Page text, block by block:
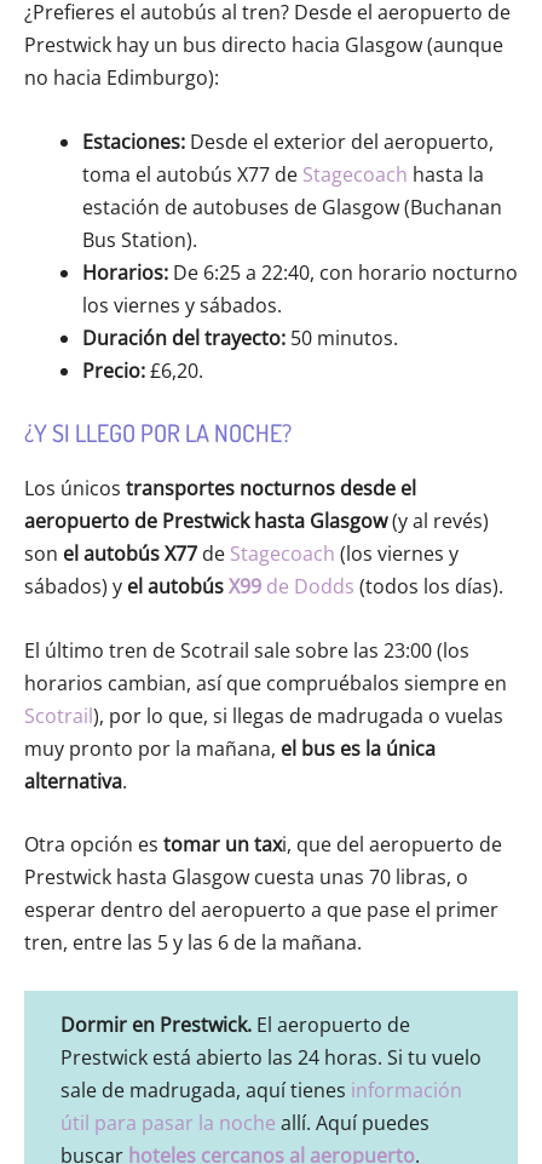
¿Prefieres el autobús al tren? Desde el aeropuerto de
Prestwick hay un bus directo hacia Glasgow (aunque
no hacia Edimburgo):
Estaciones: Desde el exterior del aeropuerto,
toma el autobús X77 de Stagecoach hasta la
estación de autobuses de Glasgow (Buchanan
Bus Station).
Horarios: De 6:25 a 22:40, con horario nocturno
los viernes y sábados.
Duración del trayecto: 50 minutos.
Precio:£6,20.
¿Y SI LLEGO POR LA NOCHE?
Los únicos transportes nocturnos desde el
aeropuerto de Prestwick hasta Glasgow(y al revés)
son el autobús X77 de Stagecoach (los viernes y
sábados) y el autobúsX99 de Dodds (todos los días).
El último tren de Scotrail sale sobre las 23:00 (los
horarios cambian, así que compruébalos siempre en
Scotrail), por lo que, si llegas de madrugada o vuelas
muy pronto por la mañana, el bus es la única
alternativa.
Otra opción es tomar un taxi, que del aeropuerto de
Prestwick hasta Glasgow cuesta unas 70 libras, o
esperar dentro del aeropuerto a que pase el primer
tren, entre las 5 y las 6 de la mañana.
Dormir en Prestwick. El aeropuerto de
Prestwick está abierto las 24 horas. Si tu vuelo
sale de madrugada, aquí tienes información
útil para pasar la noche allí. Aquí puedes
buscar hoteles cercanos al aeropuerto.